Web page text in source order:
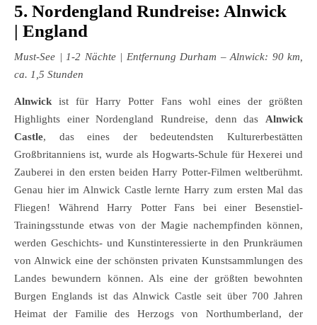
5. Nordengland Rundreise: Alnwick
| England
Must-See | 1-2 Nächte | Entfernung Durham – Alnwick: 90 km,
ca. 1,5 Stunden
Alnwick ist für Harry Potter Fans wohl eines der größten
Highlights einer Nordengland Rundreise, denn das Alnwick
Castle, das eines der bedeutendsten Kulturerbestätten
Großbritanniens ist, wurde als Hogwarts-Schule für Hexerei und
Zauberei in den ersten beiden Harry Potter-Filmen weltberühmt.
Genau hier im Alnwick Castle lernte Harry zum ersten Mal das
Fliegen! Während Harry Potter Fans bei einer Besenstiel-
Trainingsstunde etwas von der Magie nachempfinden können,
werden Geschichts- und Kunstinteressierte in den Prunkräumen
von Alnwick eine der schönsten privaten Kunstsammlungen des
Landes bewundern können. Als eine der größten bewohnten
Burgen Englands ist das Alnwick Castle seit über 700 Jahren
Heimat der Familie des Herzogs von Northumberland, der